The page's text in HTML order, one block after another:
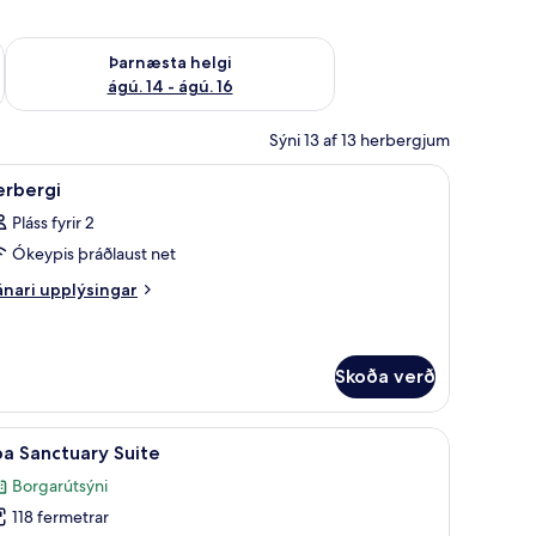
9
Þarnæsta helgi
ágú. 14 - ágú. 16
Athuga framboð þarnæstu helgi ágú. 14 - ágú. 16
Sýni 13 af 13 herbergjum
gerð, míníbar
2
Pláss fyrir 2
Ókeypis þráðlaust net
upplýsingar
Skoða verð
rúmföt af bestu gerð, míníbarSpa Sanctuary Suite | Rúmföt úr egypskri
7 Sanctuary Suite
Borgarútsýni
118 fermetrar